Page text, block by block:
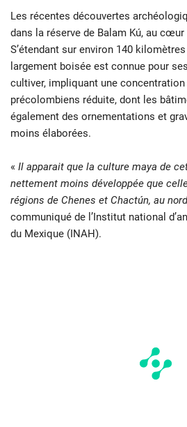
Les récentes découvertes
dans la réserve de Balam Kú, au cœur
S’étendant sur environ 140
largement boisée est connue pour
cultiver, impliquant une concentration
précolombiens réduite, dont les
également des ornementations et
moins élaborées.
« Il apparait que la culture maya de
nettement moins développée que
régions de Chenes et Chactún, au
communiqué de l’Institut national
du Mexique (INAH).